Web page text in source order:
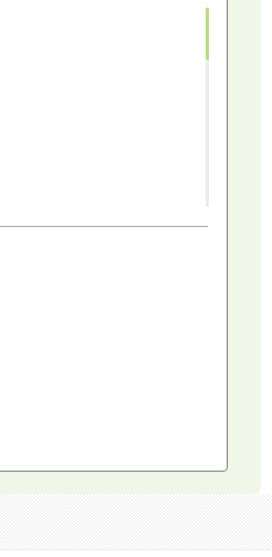
話し方